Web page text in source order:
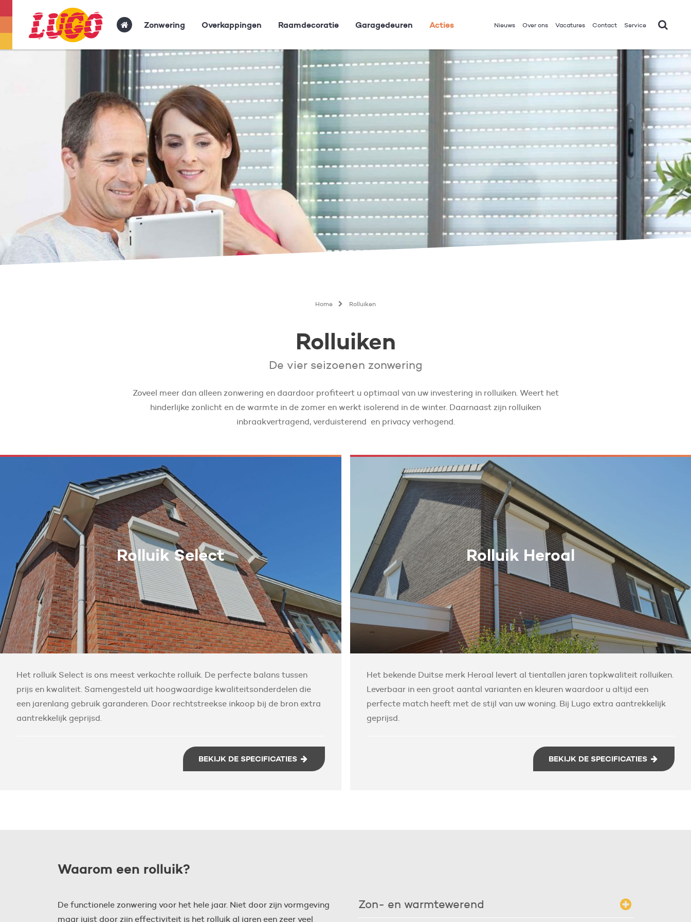
Zonwering Overkappingen Raamdecoratie Garagedeuren Acties Nieuws Over ons Vacatures Contact Service
Home Rolluiken
Rolluiken
De vier seizoenen zonwering
Zoveel meer dan alleen zonwering en daardoor profiteert u optimaal van uw investering in rolluiken. Weert het
hinderlijke zonlicht en de warmte in de zomer en werkt isolerend in de winter. Daarnaast zijn rolluiken
inbraakvertragend, verduisterend en privacy verhogend.
Rolluik Select
Het rolluik Select is ons meest verkochte rolluik. De perfecte balans tussen
prijs en kwaliteit. Samengesteld uit hoogwaardige kwaliteitsonderdelen die
een jarenlang gebruik garanderen. Door rechtstreekse inkoop bij de bron extra
aantrekkelijk geprijsd.
BEKIJK DE SPECIFICATIES
Rolluik Heroal
Het bekende Duitse merk Heroal levert al tientallen jaren topkwaliteit rolluiken.
Leverbaar in een groot aantal varianten en kleuren waardoor u altijd een
perfecte match heeft met de stijl van uw woning. Bij Lugo extra aantrekkelijk
geprijsd.
BEKIJK DE SPECIFICATIES
Waarom een rolluik?
De functionele zonwering voor het hele jaar. Niet door zijn vormgeving
maar juist door zijn effectiviteit is het rolluik al jaren een zeer veel
Zon- en warmtewerend